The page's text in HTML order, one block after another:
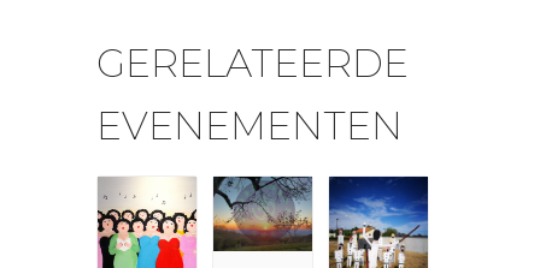
GERELATEERDE
EVENEMENTEN